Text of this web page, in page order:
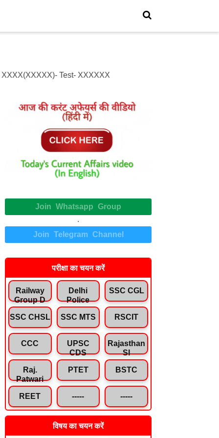
Test- XXXXXX
Join Whatsapp Group
.
Join Telegram Channel
परीक्षा का चयन करें
Railway
Group D
Delhi
Police
SSC CGL
SSC CHSL SSC MTS RSCIT
CCC
UPSC
CDS
Rajasthan
SI
Raj.
Patwari
PTET BSTC
REET ----- -----
विषय का चयन करें